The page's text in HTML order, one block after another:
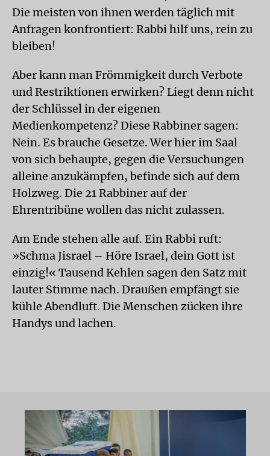
Die meisten von ihnen werden täglich mit
Anfragen konfrontiert: Rabbi hilf uns, rein zu
bleiben!
Aber kann man Frömmigkeit durch Verbote
und Restriktionen erwirken? Liegt denn nicht
der Schlüssel in der eigenen
Medienkompetenz? Diese Rabbiner sagen:
Nein. Es brauche Gesetze. Wer hier im Saal
von sich behaupte, gegen die Versuchungen
alleine anzukämpfen, befinde sich auf dem
Holzweg. Die 21 Rabbiner auf der
Ehrentribüne wollen das nicht zulassen.
Am Ende stehen alle auf. Ein Rabbi ruft:
»Schma Jisrael – Höre Israel, dein Gott ist
einzig!« Tausend Kehlen sagen den Satz mit
lauter Stimme nach. Draußen empfängt sie
kühle Abendluft. Die Menschen zücken ihre
Handys und lachen.